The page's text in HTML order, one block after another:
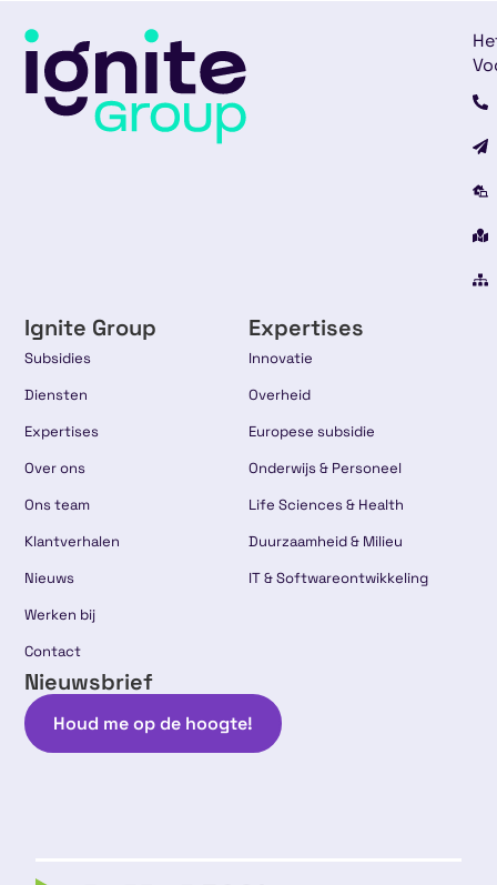
Ignite Group
Subsidies
Diensten
Expertises
Over ons
Ons team
Klantverhalen
Nieuws
Werken bij
Contact
Expertises
Innovatie
Overheid
Europese subsidie
Onderwijs & Personeel
Life Sciences & Health
Duurzaamheid & Milieu
IT & Softwareontwikkeling
Nieuwsbrief
Houd me op de hoogte!